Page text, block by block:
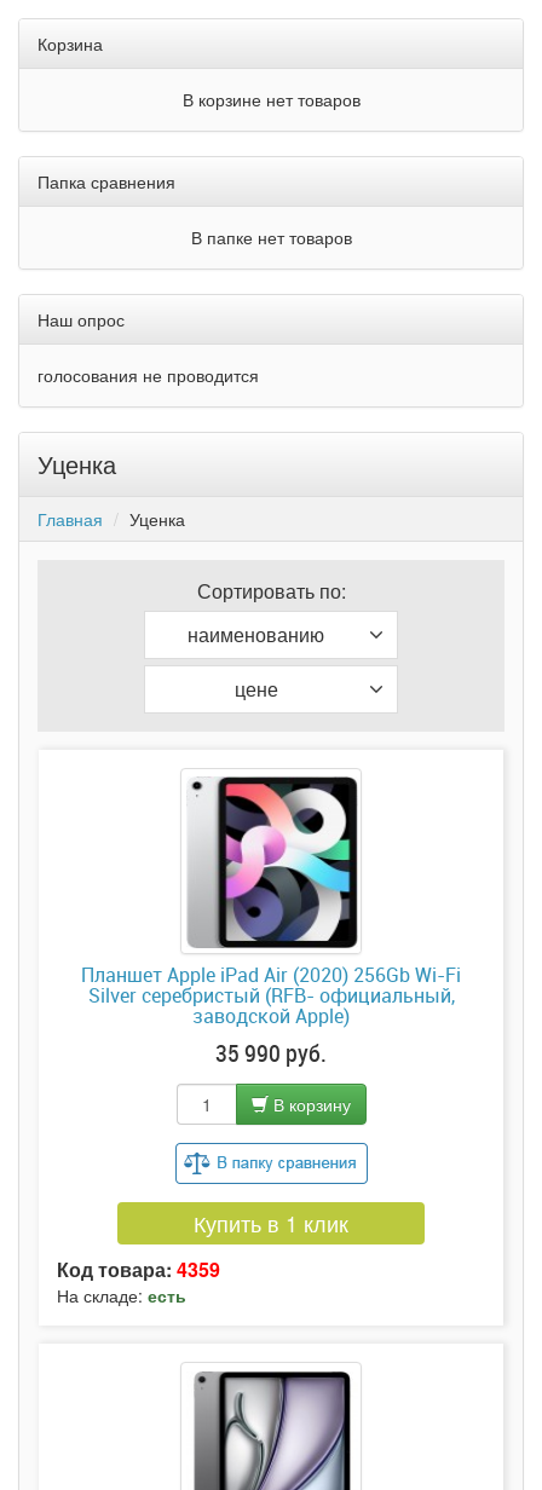
Корзина
В корзине нет товаров
Папка сравнения
В папке нет товаров
Наш опрос
голосования не проводится
Уценка
Главная Уценка
Сортировать по:
наименованию
цене
Планшет Apple iPad Air (2020) 256Gb Wi-Fi
Silver серебристый (RFB- официальный,
заводской Apple)
35 990 руб.
В корзину
Купить в 1 клик
Код товара: 4359
На складе: есть